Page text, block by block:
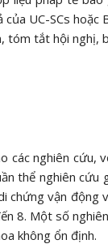
UC-SCs hoặc
tóm tắt hội nghị,
các nghiên
thể nghiên
chứng vận động
8. Một số
không ổn định.